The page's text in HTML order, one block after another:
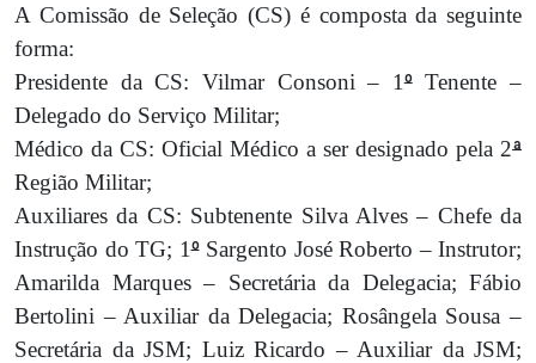
A Comissão de Seleção (CS) é composta da seguinte
forma:
Presidente da CS: Vilmar Consoni – 1ºTenente –
Delegado do Serviço Militar;
Médico da CS: Oficial Médico a ser designado pela 2ª
Região Militar;
Auxiliares da CS: Subtenente Silva Alves – Chefe da
Instrução do TG; 1ºSargento José Roberto – Instrutor;
Amarilda Marques – Secretária da Delegacia; Fábio
Bertolini – Auxiliar da Delegacia; Rosângela Sousa –
Secretária da JSM; Luiz Ricardo – Auxiliar da JSM;